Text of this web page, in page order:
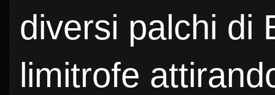
diversi palchi di
limitrofe